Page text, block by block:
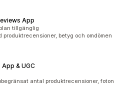
App
tillgänglig
produktrecensioner, betyg och omdömen
& UGC
antal produktrecensioner, foton